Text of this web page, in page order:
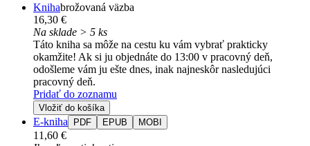
Knihabrožovaná väzba
16,30 €
Na sklade > 5 ks
Táto kniha sa môže na cestu ku vám vybrať prakticky
okamžite! Ak si ju objednáte do 13:00 v pracovný deň,
odošleme vám ju ešte dnes, inak najneskôr nasledujúci
pracovný deň.
Pridať do zoznamu
Vložiť do košíka
E-kniha PDF EPUB MOBI
11,60 €